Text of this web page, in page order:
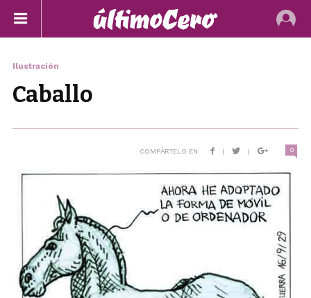
Ilustración
Caballo
COMPÁRTELO EN: | | 0